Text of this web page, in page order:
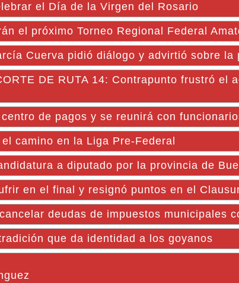
el Día de la Virgen del Rosario
el próximo Torneo Regional Federal
Cuerva pidió diálogo y advirtió sobre la
DE RUTA 14: Contrapunto frustró el
de pagos y se reunirá con
camino en la Liga Pre-Federal
a diputado por la provincia de
en el final y resignó puntos en el
deudas de impuestos municipales
que da identidad a los goyanos